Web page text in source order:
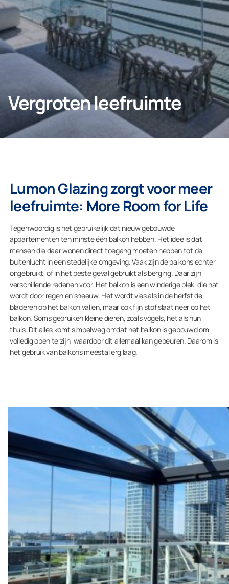
Voor particulieren
Vergroten leefruimte
Lumon Glazing zorgt voor meer
leefruimte: More Room for Life
Tegenwoordig is het gebruikelijk dat nieuw gebouwde
appartementen ten minste één balkon hebben. Het idee is dat
mensen die daar wonen direct toegang moeten hebben tot de
buitenlucht in een stedelijke omgeving. Vaak zijn de balkons echter
ongebruikt, of in het beste geval gebruikt als berging. Daar zijn
verschillende redenen voor. Het balkon is een winderige plek, die nat
wordt door regen en sneeuw. Het wordt vies als in de herfst de
bladeren op het balkon vallen, maar ook fijn stof slaat neer op het
balkon. Soms gebruiken kleine dieren, zoals vogels, het als hun
thuis. Dit alles komt simpelweg omdat het balkon is gebouwd om
volledig open te zijn, waardoor dit allemaal kan gebeuren. Daarom is
het gebruik van balkons meestal erg laag.